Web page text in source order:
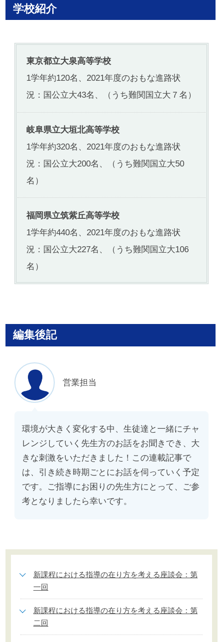
学校紹介
東京都立大泉高等学校
1学年約120名、2021年度のおもな進路状
況：国公立大43名、（うち難関国立大７名）
岐阜県立大垣北高等学校
1学年約320名、2021年度のおもな進路状
況：国公立大200名、（うち難関国立大50
名）
福岡県立筑紫丘高等学校
1学年約440名、2021年度のおもな進路状
況：国公立大227名、（うち難関国立大106
名）
編集後記
営業担当
環境が大きく変化する中、生徒達と一緒にチャ
レンジしていく先生方のお話をお聞きでき、大
きな刺激をいただきました！この連載記事で
は、引き続き時期ごとにお話を伺っていく予定
です。ご指導にお困りの先生方にとって、ご参
考となりましたら幸いです。
新課程における指導の在り方を考える座談会：第
一回
新課程における指導の在り方を考える座談会：第
二回